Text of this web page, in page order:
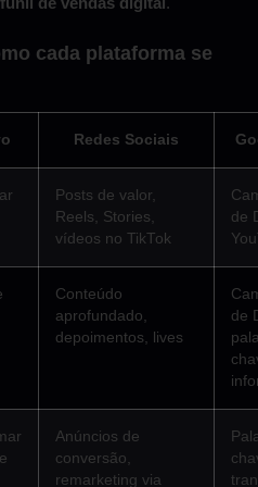
cada plataforma se
Redes Sociais
Posts de valor,
Reels, Stories,
vídeos no TikTok
de
Conteúdo
aprofundado,
depoimentos, lives
de
Anúncios de
conversão,
remarketing via